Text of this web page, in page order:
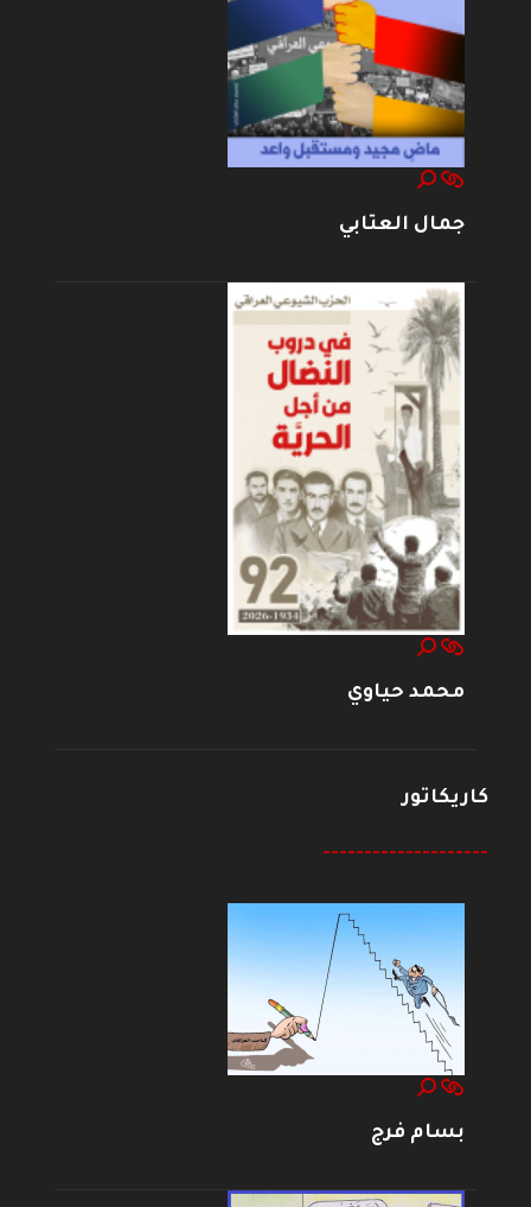
جمال العتابي
محمد حياوي
كاريكاتور
--------------------
بسام فرج